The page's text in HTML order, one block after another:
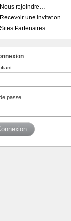
Nous rejoindre…
Recevoir une invitation
Sites Partenaires
passe